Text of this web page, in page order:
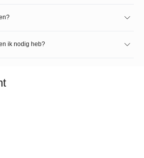
ik nodig heb?